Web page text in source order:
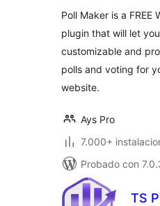
Poll Maker is a FREE
plugin that will let
customizable and
polls and voting for
website.
Ays Pro
7.000+
Probado con
TS